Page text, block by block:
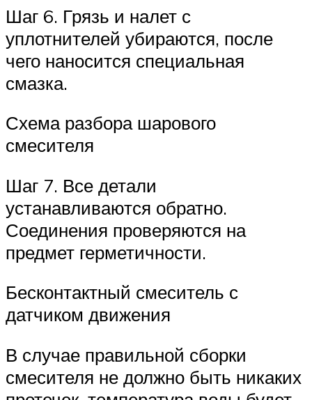
Шаг 6. Грязь и налет с
уплотнителей убираются, после
чего наносится специальная
смазка.
Схема разбора шарового
смесителя
Шаг 7. Все детали
устанавливаются обратно.
Соединения проверяются на
предмет герметичности.
Бесконтактный смеситель с
датчиком движения
В случае правильной сборки
смесителя не должно быть никаких